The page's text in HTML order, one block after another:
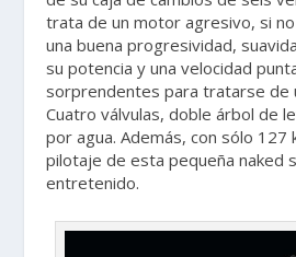
trata de un motor agresivo, si
una buena progresividad,
su potencia y una velocidad
sorprendentes para tratarse de
Cuatro válvulas, doble árbol de
por agua. Además, con sólo 127
pilotaje de esta pequeña naked
entretenido.